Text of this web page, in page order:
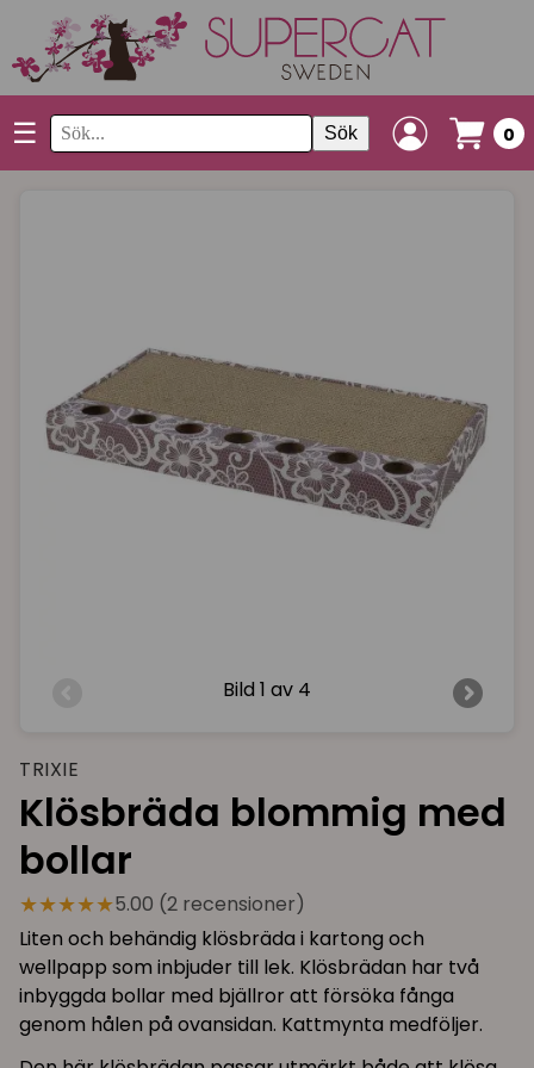
☰ Sök 0
Bild 1 av 4
TRIXIE
Klösbräda blommig med
bollar
★★★★★5.00 (2 recensioner)
Liten och behändig klösbräda i kartong och
wellpapp som inbjuder till lek. Klösbrädan har två
inbyggda bollar med bjällror att försöka fånga
genom hålen på ovansidan. Kattmynta medföljer.